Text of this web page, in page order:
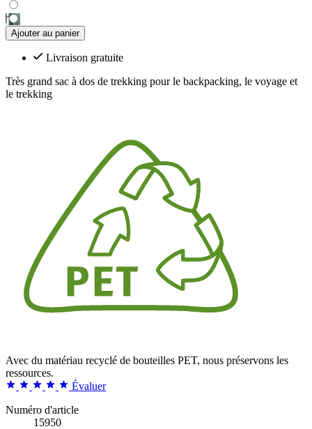
Ajouter au panier
Livraison gratuite
Très grand sac à dos de trekking pour le backpacking, le voyage et
le trekking
Avec du matériau recyclé de bouteilles PET, nous préservons les
ressources.
Évaluer
Numéro d'article
15950